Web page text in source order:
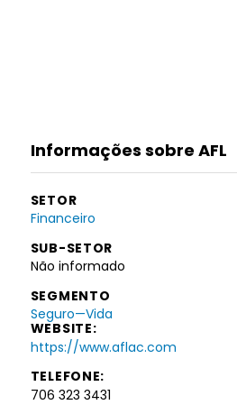
Informações sobre AFL
SETOR
Financeiro
SUB-SETOR
Não informado
SEGMENTO
Seguro—Vida
WEBSITE:
https://www.aflac.com
TELEFONE:
706 323 3431